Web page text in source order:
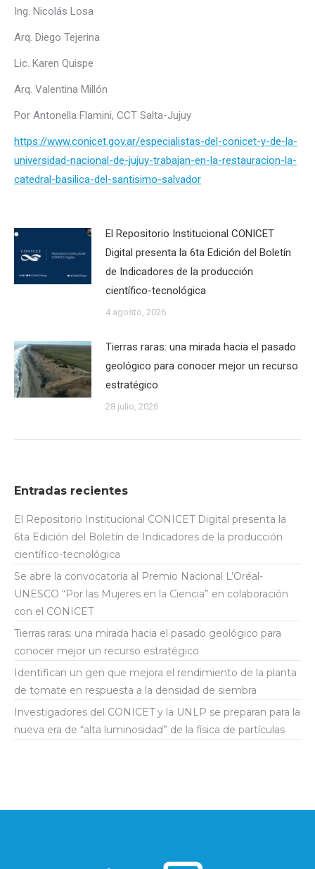
Ing. Nicolás Losa
Arq. Diego Tejerina
Lic. Karen Quispe
Arq. Valentina Millón
Por Antonella Flamini, CCT Salta-Jujuy
https://www.conicet.gov.ar/especialistas-del-conicet-y-de-la-
universidad-nacional-de-jujuy-trabajan-en-la-restauracion-la-
catedral-basilica-del-santisimo-salvador
El Repositorio Institucional CONICET
Digital presenta la 6ta Edición del Boletín
de Indicadores de la producción
científico-tecnológica
4 agosto, 2026
Tierras raras: una mirada hacia el pasado
geológico para conocer mejor un recurso
estratégico
28 julio, 2026
Entradas recientes
El Repositorio Institucional CONICET Digital presenta la
6ta Edición del Boletín de Indicadores de la producción
científico-tecnológica
Se abre la convocatoria al Premio Nacional L’Oréal-
UNESCO “Por las Mujeres en la Ciencia” en colaboración
con el CONICET
Tierras raras: una mirada hacia el pasado geológico para
conocer mejor un recurso estratégico
Identifican un gen que mejora el rendimiento de la planta
de tomate en respuesta a la densidad de siembra
Investigadores del CONICET y la UNLP se preparan para la
nueva era de “alta luminosidad” de la física de partículas